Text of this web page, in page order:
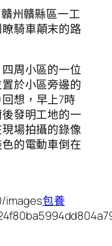
州贛縣區一工
騎車顛末的路
周小區的一位
於小區旁邊的
想，早上7時
發明工地的一
場拍攝的錄像
的電動車倒在
images包養